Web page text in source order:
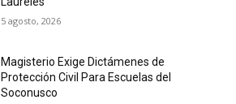
5 agosto, 2026
Magisterio Exige Dictámenes de
Protección Civil Para Escuelas del
Soconusco